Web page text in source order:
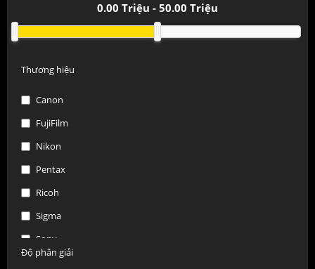
0.00 Triệu - 50.00 Triệu
Thương hiệu
Canon
FujiFilm
Nikon
Pentax
Ricoh
Sigma
Sony
Tamron
Độ phân giải